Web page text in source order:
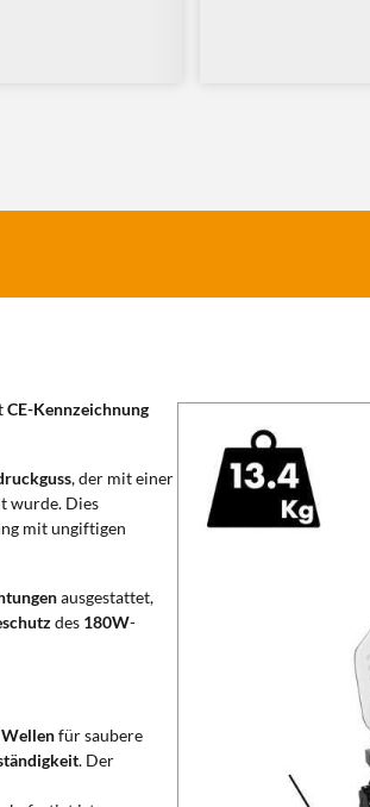
CE-Kennzeichnung
, der mit einer
wurde. Dies
mit ungiftigen
ausgestattet,
des 180W-
für saubere
. Der